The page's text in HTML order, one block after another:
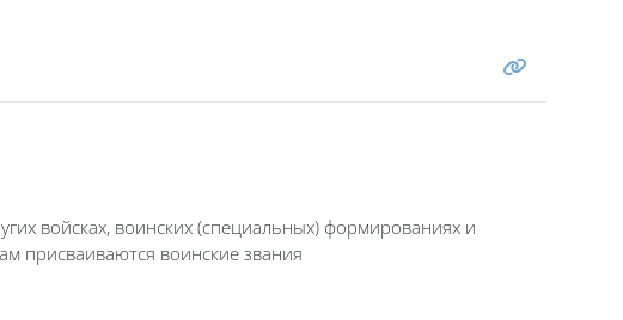
войсках, воинских (специальных) формированиях и
присваиваются воинские звания